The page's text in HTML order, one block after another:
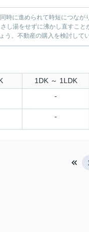
時に進められて時短につな
し湯をせずに沸かし直すこ
う。不動産の購入を検討して
1DK ～ 1LDK
-
-